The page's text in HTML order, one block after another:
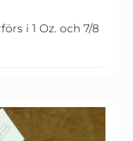
i 1 Oz. och 7/8